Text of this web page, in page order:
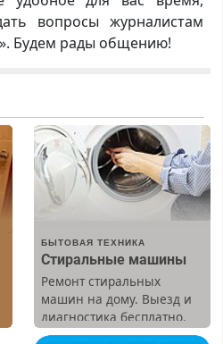
вопросы журналистам
Будем рады общению!
БЫТОВАЯ ТЕХНИКА
Стиральные машины
Ремонт стиральных
машин на дому. Выезд и
диагностика бесплатно.
Предусмотрены скидки.